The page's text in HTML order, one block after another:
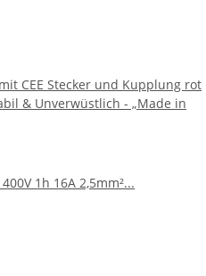
CEE Stecker und Kupplung rot
& Unverwüstlich - „Made in